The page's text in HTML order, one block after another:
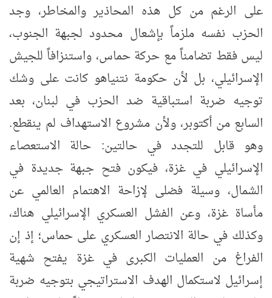
على الرغم من كل هذه المحاذير والمخاطر، وجد
الحزب نفسه ملزماً بإشعال محدود لجبهة الجنوب،
ليس فقط تضامناً مع حركة حماس، واستنزافاً للجيش
الإسرائيلي، بل لأن حكومة نتنياهو كانت على وشك
توجيه ضربة استباقية ضد الحزب في لبنان، بعد
السابع من أكتوبر، ولأن مشروع الاستهداف لم ينقطع.
وهو قابل للتجدد في حالتين: حالة الاستعصاء
الإسرائيلي في غزة، فيكون فتح جبهة جديدة في
الشمال، وسيلة فضلى لإزاحة الاهتمام العالمي عن
مأساة غزة، وعن الفشل العسكري الإسرائيلي هناك،
وكذلك في حالة الانتصار العسكري على حماس؛ إذ إن
الفراغ من العمليات الكبرى في غزة يفتح شهية
إسرائيل لاستكمال الهدف الاستراتيجي بتوجيه ضربة